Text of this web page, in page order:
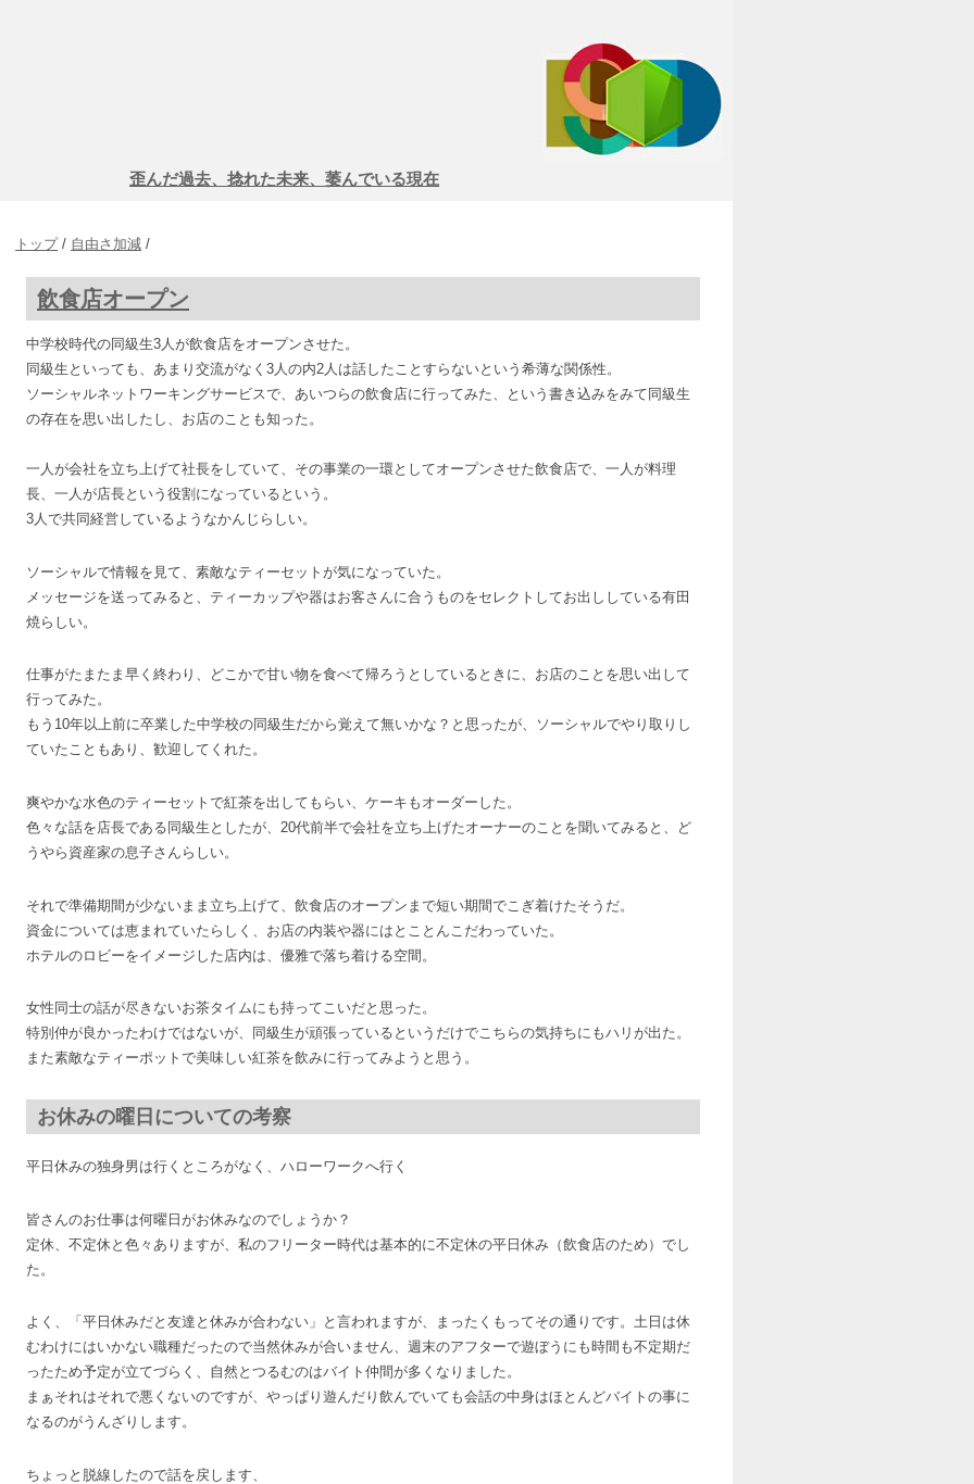
歪んだ過去、捻れた未来、萎んでいる現在
トップ/ 自由さ加減 /
飲食店オープン
中学校時代の同級生3人が飲食店をオープンさせた。
同級生といっても、あまり交流がなく3人の内2人は話したことすらないという希薄な関係性。
ソーシャルネットワーキングサービスで、あいつらの飲食店に行ってみた、という書き込みをみて同級生
の存在を思い出したし、お店のことも知った。
一人が会社を立ち上げて社長をしていて、その事業の一環としてオープンさせた飲食店で、一人が料理
長、一人が店長という役割になっているという。
3人で共同経営しているようなかんじらしい。
ソーシャルで情報を見て、素敵なティーセットが気になっていた。
メッセージを送ってみると、ティーカップや器はお客さんに合うものをセレクトしてお出ししている有田
焼らしい。
仕事がたまたま早く終わり、どこかで甘い物を食べて帰ろうとしているときに、お店のことを思い出して
行ってみた。
もう10年以上前に卒業した中学校の同級生だから覚えて無いかな？と思ったが、ソーシャルでやり取りし
ていたこともあり、歓迎してくれた。
爽やかな水色のティーセットで紅茶を出してもらい、ケーキもオーダーした。
色々な話を店長である同級生としたが、20代前半で会社を立ち上げたオーナーのことを聞いてみると、ど
うやら資産家の息子さんらしい。
それで準備期間が少ないまま立ち上げて、飲食店のオープンまで短い期間でこぎ着けたそうだ。
資金については恵まれていたらしく、お店の内装や器にはとことんこだわっていた。
ホテルのロビーをイメージした店内は、優雅で落ち着ける空間。
女性同士の話が尽きないお茶タイムにも持ってこいだと思った。
特別仲が良かったわけではないが、同級生が頑張っているというだけでこちらの気持ちにもハリが出た。
また素敵なティーポットで美味しい紅茶を飲みに行ってみようと思う。
お休みの曜日についての考察
平日休みの独身男は行くところがなく、ハローワークへ行く
皆さんのお仕事は何曜日がお休みなのでしょうか？
定休、不定休と色々ありますが、私のフリーター時代は基本的に不定休の平日休み（飲食店のため）でし
た。
よく、「平日休みだと友達と休みが合わない」と言われますが、まったくもってその通りです。土日は休
むわけにはいかない職種だったので当然休みが合いません、週末のアフターで遊ぼうにも時間も不定期だ
ったため予定が立てづらく、自然とつるむのはバイト仲間が多くなりました。
まぁそれはそれで悪くないのですが、やっぱり遊んだり飲んでいても会話の中身はほとんどバイトの事に
なるのがうんざりします。
ちょっと脱線したので話を戻します、